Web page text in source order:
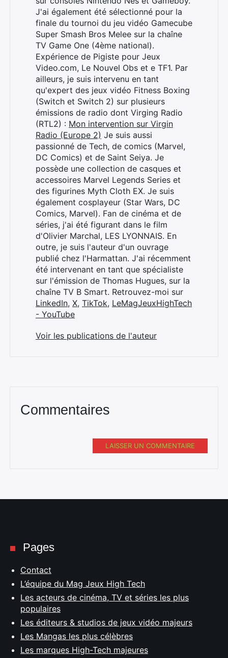
J'ai également été sélectionné pour la
finale du tournoi du jeu vidéo Gamecube
Super Smash Bros Melee sur la chaîne
TV Game One (4ème national).
Expérience de Pigiste pour Jeux
Video.com, Le Nouvel Obs et e TF1. Par
ailleurs, je suis intervenu en tant
qu'expert des jeux vidéo Fitness Boxing
(Switch et Switch 2) sur plusieurs
émissions de radio dont Virging Radio
(RTL2) : Mon intervention sur Virgin
Radio (Europe 2) Je suis aussi
passionné de Tech, de comics (Marvel,
DC Comics) et de Saint Seiya. Je
possède une collection de casques et
accessoires Marvel Legends Series et
des figurines Myth Cloth EX. Je suis
également cosplayeur (Star Wars, DC
Comics, Marvel). Fan de cinéma et de
séries, j'ai été figurant dans le film
d'Olivier Marchal, LES LYONNAIS. En
outre, je suis l'auteur d'un ouvrage
publié chez l'Harmattan. J'ai récemment
été intervenant en tant que spécialiste
sur l'émission de Thomas Hugues, sur la
chaîne TV B Smart. Retrouvez-moi sur
LinkedIn, X, TikTok, LeMagJeuxHighTech
- YouTube
Voir les publications de l'auteur
Commentaires
LAISSER UN COMMENTAIRE
Pages
Contact
L’équipe du Mag Jeux High Tech
Les acteurs de cinéma, TV et séries les plus
populaires
Les éditeurs & studios de jeux vidéo majeurs
Les Mangas les plus célèbres
Les marques High-Tech majeures
Rechercher
: